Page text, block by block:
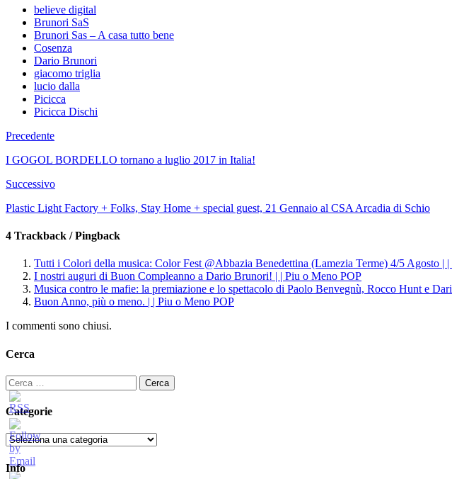
believe digital
Brunori SaS
Brunori Sas – A casa tutto bene
Cosenza
Dario Brunori
giacomo triglia
lucio dalla
Picicca
Picicca Dischi
Precedente
I GOGOL BORDELLO tornano a luglio 2017 in Italia!
Successivo
Plastic Light Factory + Folks, Stay Home + special guest, 21 Gennaio al CSA Arcadia di Schio
4 Trackback / Pingback
Tutti i Colori della musica: Color Fest @Abbazia Benedettina (Lamezia Terme) 4/5 Agosto |
I nostri auguri di Buon Compleanno a Dario Brunori! | | Piu o Meno POP
Musica contro le mafie: la premiazione e lo spettacolo di Paolo Benvegnù, Rocco Hunt e
Buon Anno, più o meno. | | Piu o Meno POP
I commenti sono chiusi.
Cerca
Ricerca
per:
Categorie
Categorie
Info